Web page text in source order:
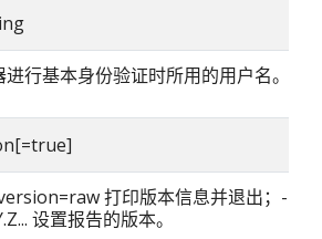
行基本身份验证时所用的用户名。
打印版本信息并退出；--
设置报告的版本。